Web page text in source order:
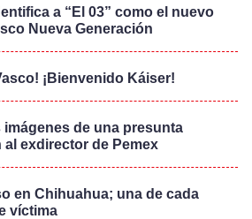
a “El 03” como el nuevo
Nueva Generación
¡Bienvenido Káiser!
imágenes de una presunta
exdirector de Pemex
en Chihuahua; una de cada
víctima